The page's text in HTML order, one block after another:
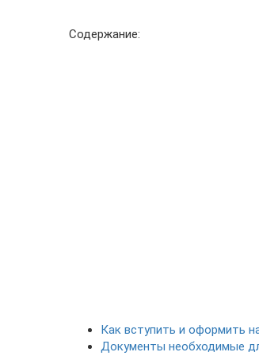
Содержание:
Как вступить и оформить
Документы необходимые